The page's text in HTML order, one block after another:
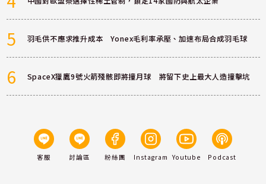
5 羽毛供不應求推升成本 Yonex毛利率承壓、加速布局合成羽毛球
6 SpaceX獵鷹9號火箭殘骸即將撞月球 將留下史上最大人造撞擊坑
客服 討論區 粉絲團 Instagram Youtube Podcast